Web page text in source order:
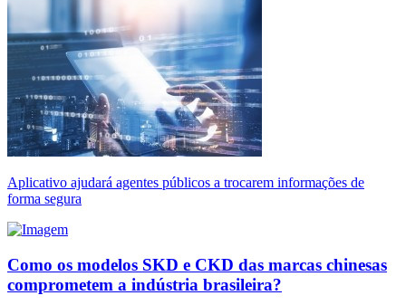
Aplicativo ajudará agentes públicos a trocarem informações de
forma segura
Como os modelos SKD e CKD das marcas chinesas
comprometem a indústria brasileira?